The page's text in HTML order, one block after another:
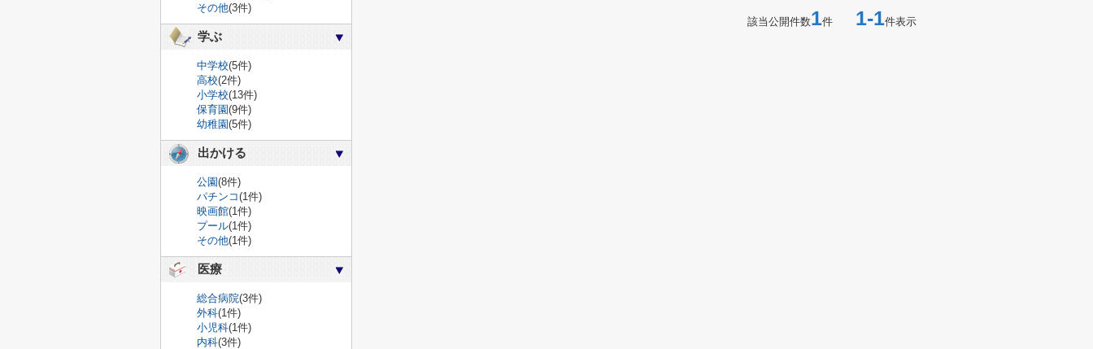
該当公開件数1件 1-1件表示
その他(3件)
学ぶ
中学校(5件)
高校(2件)
小学校(13件)
保育園(9件)
幼稚園(5件)
出かける
公園(8件)
パチンコ(1件)
映画館(1件)
プール(1件)
その他(1件)
医療
総合病院(3件)
外科(1件)
小児科(1件)
内科(3件)